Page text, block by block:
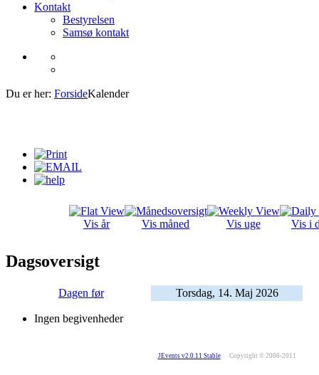
Kontakt
Bestyrelsen
Samsø kontakt
Du er her: ForsideKalender
Vis år Vis måned Vis uge Vis i
Dagsoversigt
Dagen før Torsdag, 14. Maj 2026
Ingen begivenheder
JEvents v2.0.11 Stable Copyright © 2006-2011